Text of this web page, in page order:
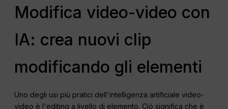
Modifica video-video con
IA: crea nuovi clip
modificando gli elementi
Uno degli usi più pratici dell'intelligenza artificiale video-
video è l'editing a livello di elemento. Ciò significa che è